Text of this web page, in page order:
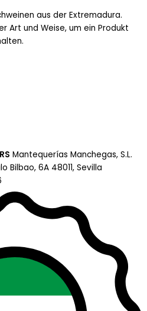
aus der Extremadura.
Art und Weise, um ein Produkt
Mantequerías Manchegas, S.L.
Bilbao, 6A 48011, Sevilla